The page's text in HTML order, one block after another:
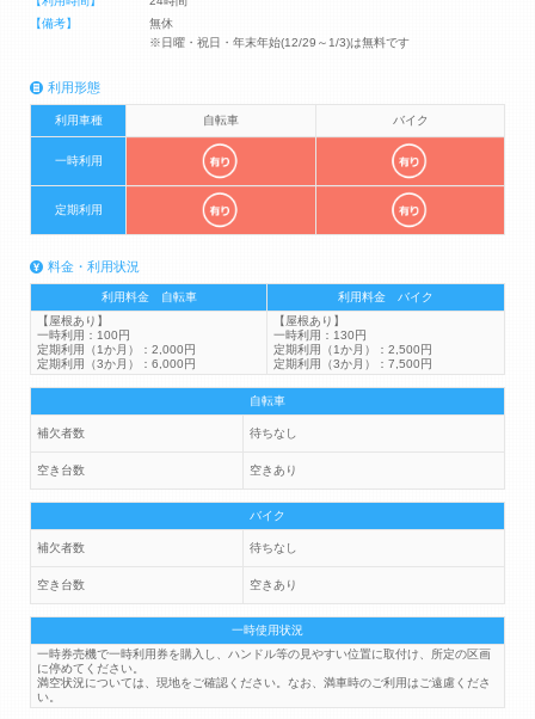
【備考】
無休
※日曜・祝日・年末年始(12/29～1/3)は無料です
利用形態
利用車種 自転車 バイク
一時利用
定期利用
料金・利用状況
利用料金 自転車
利用料金 バイク
【屋根あり】
一時利用：100円
定期利用（1か月）：2,000円
定期利用（3か月）：6,000円
【屋根あり】
一時利用：130円
定期利用（1か月）：2,500円
定期利用（3か月）：7,500円
自転車
補欠者数 待ちなし
空き台数 空きあり
バイク
補欠者数 待ちなし
空き台数 空きあり
一時使用状況
一時券売機で一時利用券を購入し、ハンドル等の見やすい位置に取付け、所定の区画
に停めてください。
満空状況については、現地をご確認ください。なお、満車時のご利用はご遠慮くださ
い。